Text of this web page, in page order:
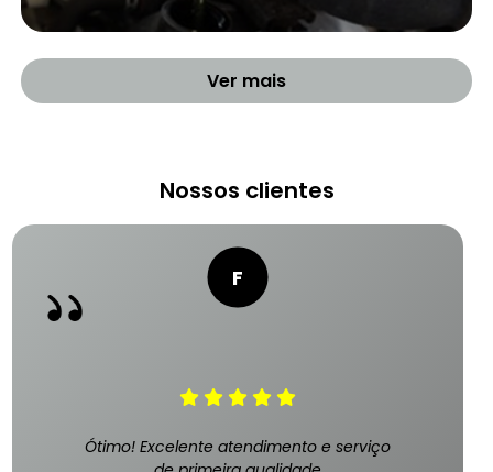
Ver mais
Nossos clientes
Ótimo! Excelente atendimento e serviço